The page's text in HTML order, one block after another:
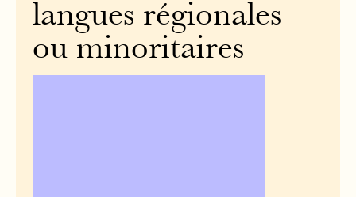
langues régionales
ou minoritaires